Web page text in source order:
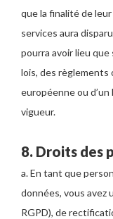
que la finalité de
services aura
pourra avoir lieu que
lois, des règlements
européenne ou
vigueur.
8. Droits des
a. En tant que
données, vous avez
RGPD), de